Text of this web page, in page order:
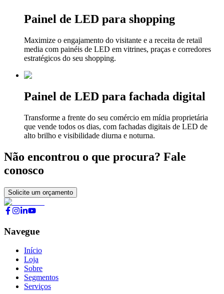
Painel de LED para shopping
Maximize o engajamento do visitante e a receita de retail
media com painéis de LED em vitrines, praças e corredores
estratégicos do seu shopping.
Painel de LED para fachada digital
Transforme a frente do seu comércio em mídia proprietária
que vende todos os dias, com fachadas digitais de LED de
alto brilho e visibilidade diurna e noturna.
Não encontrou o que procura? Fale
conosco
Solicite um orçamento
Navegue
Início
Loja
Sobre
Segmentos
Serviços